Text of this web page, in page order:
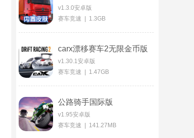
v1.3.0安卓版
赛车竞速 | 1.3GB
carx漂移赛车2无限金币版
v1.30.1安卓版
赛车竞速 | 1.47GB
公路骑手国际版
v1.95安卓版
赛车竞速 | 141.27MB